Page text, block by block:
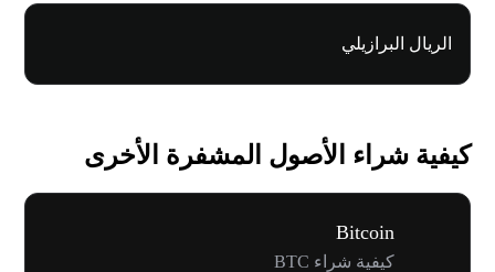
الريال البرازيلي
كيفية شراء الأصول المشفرة الأخرى
Bitcoin
كيفية شراء BTC